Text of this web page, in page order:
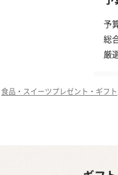
予
総
厳
食品・スイーツプレゼント・ギフト